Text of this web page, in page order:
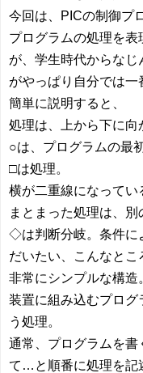
今回は、PICの制御プ
プログラムの処理を
が、学生時代からなじ
がやっぱり自分では一
簡単に説明すると、
処理は、上から下に向
○は、プログラムの最
□は処理。
横が二重線になってい
まとまった処理は、別
◇は判断分岐。条件に
だいたい、こんなと
非常にシンプルな構造
装置に組み込むプロ
う処理。
通常、プログラムを書
て…と順番に処理を記